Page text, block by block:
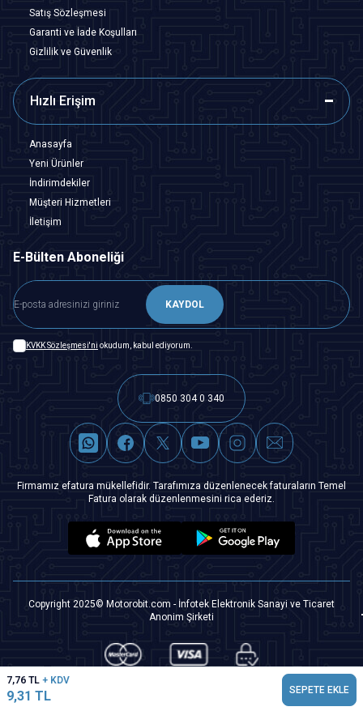
7,76 TL + KDV
9,31 TL SEPETE EKLE
Satış Sözleşmesi
Garanti ve İade Koşulları
Gizlilik ve Güvenlik
Hızlı Erişim
Anasayfa
Yeni Ürünler
İndirimdekiler
Müşteri Hizmetleri
İletişim
E-Bülten Aboneliği
KAYDOL
KVKK Sözleşmesi'ni okudum, kabul ediyorum.
0850 304 0 340
Firmamız efatura mükellefidir. Tarafımıza düzenlenecek faturaların Temel
Fatura olarak düzenlenmesini rica ederiz.
Copyright 2025© Motorobit.com - İnfotek Elektronik Sanayi ve Ticaret
Anonim Şirketi